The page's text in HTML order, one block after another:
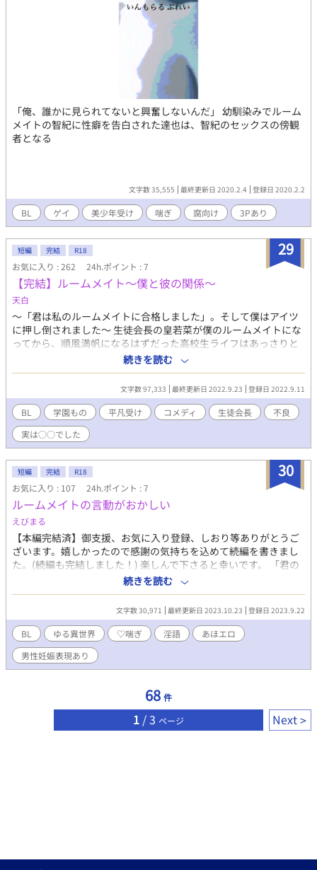
「俺、誰かに見られてないと興奮しないんだ」 幼馴染みでルーム
メイトの智紀に性癖を告白された達也は、智紀のセックスの傍観
者となる
文字数 35,555 最終更新日 2020.2.4 登録日 2020.2.2
BL ゲイ 美少年受け 喘ぎ 腐向け 3Pあり
29
短編 完結 R18
お気に入り : 262 24h.ポイント : 7
【完結】ルームメイト〜僕と彼の関係〜
天白
〜「君は私のルームメイトに合格しました」。そして僕はアイツ
に押し倒されました〜 生徒会長の皇若菜が僕のルームメイトにな
ってから、順風満帆になるはずだった高校生ライフはあっさりと
閉ざされてしまった。 平凡の僕にはお似合いの、平凡な人生望ん
でたはずなのに…… 「どうしてこうなった！？」 果たして僕に、
アイツをぎゃふんと言わせる日はやって来るのだろうか？ ※他投
稿サイト、フジョッシーさん、ムーンライトノベルズさんにて公
開中です。 拙作「奥さまは旦那さまに恋をしました」と世界観が
リンクしています。
続きを読む
文字数 97,333 最終更新日 2022.9.23 登録日 2022.9.11
BL 学園もの 平凡受け コメディ 生徒会長
不良
実は○○でした
30
短編 完結 R18
お気に入り : 107 24h.ポイント : 7
ルームメイトの言動がおかしい
えびまる
【本編完結済】御支援、お気に入り登録、しおり等ありがとうご
ざいます。嬉しかったので感謝の気持ちを込めて続編を書きまし
た。(続編も完結しました！) 楽しんで下さると幸いです。 「君の
(ピー)を僕の(ピー)の中いっぱいにして(ピー)してほしい」「は
い？」という感じのゆる異世界あほエロです/♡喘ぎ、淫語注意/
男性妊娠表現、女性器表現有りです/作中では妊娠しません。 男前
攻×無表情寡黙受(但し作品中ではよく喋る) ムーンライトノベル
ズさんにも投稿しております。
続きを読む
文字数 30,971 最終更新日 2023.10.23 登録日 2023.9.22
BL ゆる異世界 ♡喘ぎ 淫語
あほエロ
男性妊娠表現あり
68 件
1 / 3 ページ Next